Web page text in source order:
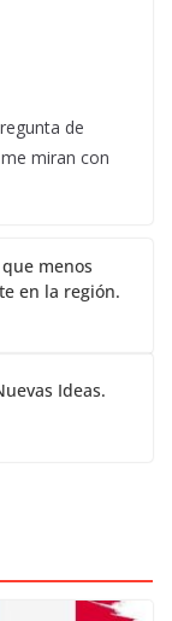
de
miran con
menos
en la región.
Ideas.